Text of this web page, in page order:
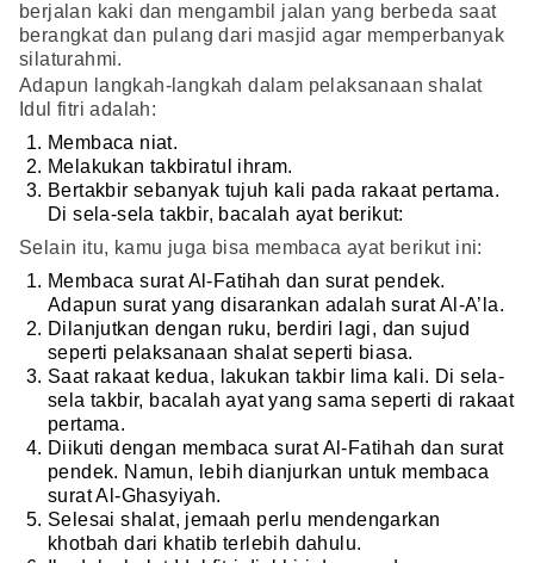
berjalan kaki dan mengambil jalan yang berbeda saat
berangkat dan pulang dari masjid agar memperbanyak
silaturahmi.
Adapun langkah-langkah dalam pelaksanaan shalat
Idul fitri adalah:
Membaca niat.
Melakukan takbiratul ihram.
Bertakbir sebanyak tujuh kali pada rakaat pertama.
Di sela-sela takbir, bacalah ayat berikut:
Selain itu, kamu juga bisa membaca ayat berikut ini:
Membaca surat Al-Fatihah dan surat pendek.
Adapun surat yang disarankan adalah surat Al-A’la.
Dilanjutkan dengan ruku, berdiri lagi, dan sujud
seperti pelaksanaan shalat seperti biasa.
Saat rakaat kedua, lakukan takbir lima kali. Di sela-
sela takbir, bacalah ayat yang sama seperti di rakaat
pertama.
Diikuti dengan membaca surat Al-Fatihah dan surat
pendek. Namun, lebih dianjurkan untuk membaca
surat Al-Ghasyiyah.
Selesai shalat, jemaah perlu mendengarkan
khotbah dari khatib terlebih dahulu.